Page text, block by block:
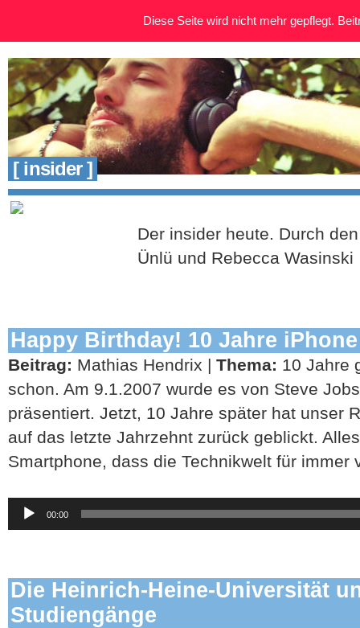
[ insider ]
Der insider heute. Durch
Ünlü und Rebecca Wasinski
Happy Birthday! 10 Jahre iPhone
Beitrag: Mathias Hendrix | Thema: 10 Jahre
schon. Am 9.1.2007 wurde es von Steve
präsentiert. Jetzt, 10 Jahre später hat unser
auf das letzte Jahrzehnt zurück geblickt.
Smartphone, dass die Technikwelt für immer
Player
00:00
Die Heinrich-Heine-Universität
Studiengänge
Diese Seite wird nicht mehr gepflegt.